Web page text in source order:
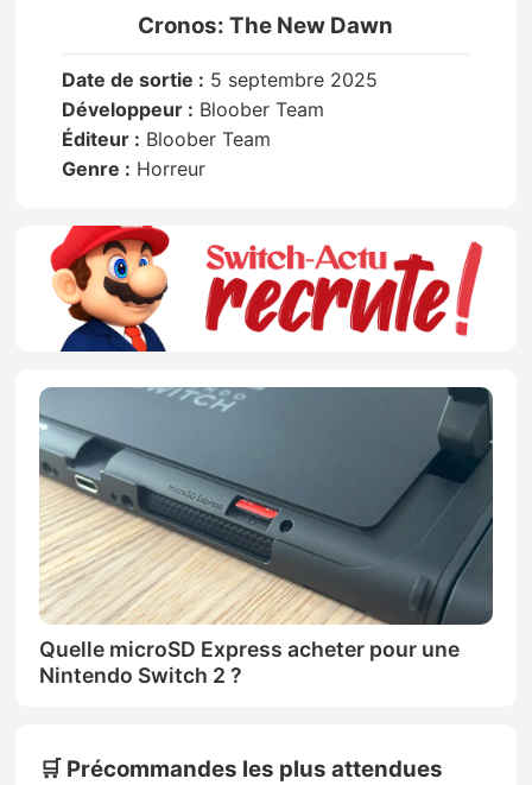
Cronos: The New Dawn
Date de sortie : 5 septembre 2025
Développeur : Bloober Team
Éditeur : Bloober Team
Genre : Horreur
Quelle microSD Express acheter pour une
Nintendo Switch 2 ?
🛒 Précommandes les plus attendues